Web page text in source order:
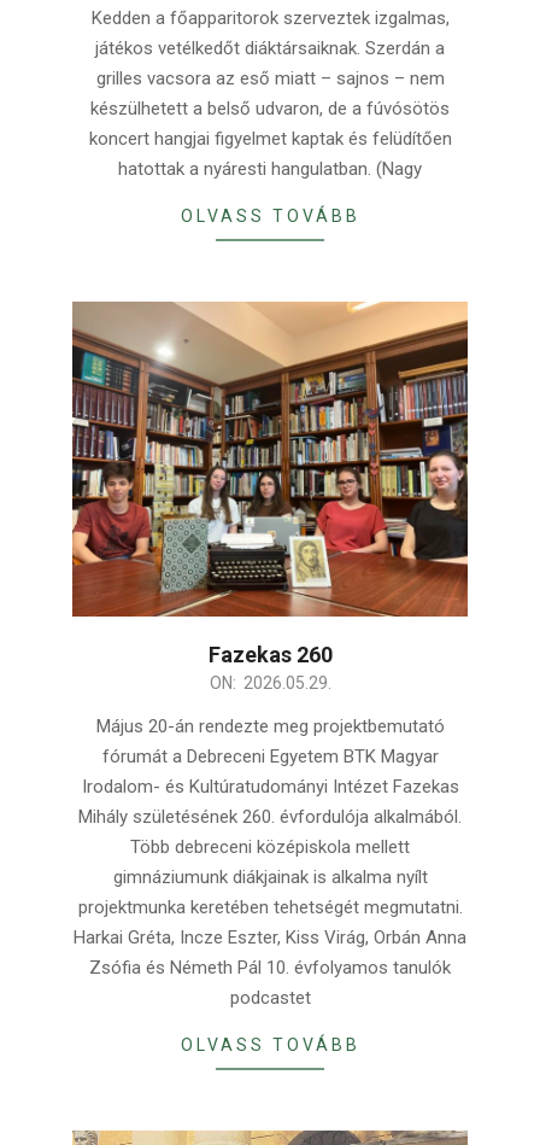
Kedden a főapparitorok szerveztek izgalmas,
játékos vetélkedőt diáktársaiknak. Szerdán a
grilles vacsora az eső miatt – sajnos – nem
készülhetett a belső udvaron, de a fúvósötös
koncert hangjai figyelmet kaptak és felüdítően
hatottak a nyáresti hangulatban. (Nagy
OLVASS TOVÁBB
Fazekas 260
ON: 2026.05.29.
Május 20-án rendezte meg projektbemutató
fórumát a Debreceni Egyetem BTK Magyar
Irodalom- és Kultúratudományi Intézet Fazekas
Mihály születésének 260. évfordulója alkalmából.
Több debreceni középiskola mellett
gimnáziumunk diákjainak is alkalma nyílt
projektmunka keretében tehetségét megmutatni.
Harkai Gréta, Incze Eszter, Kiss Virág, Orbán Anna
Zsófia és Németh Pál 10. évfolyamos tanulók
podcastet
OLVASS TOVÁBB